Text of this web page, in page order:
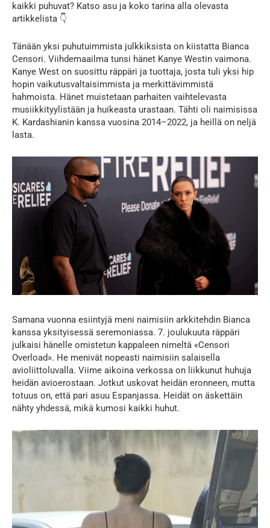
kaikki puhuvat? Katso asu ja koko tarina alla olevasta
artikkelista 👇
Tänään yksi puhutuimmista julkkiksista on kiistatta Bianca
Censori. Viihdemaailma tunsi hänet Kanye Westin vaimona.
Kanye West on suosittu räppäri ja tuottaja, josta tuli yksi hip
hopin vaikutusvaltaisimmista ja merkittävimmistä
hahmoista. Hänet muistetaan parhaiten vaihtelevasta
musiikkityylistään ja huikeasta urastaan. Tähti oli naimisissa
K. Kardashianin kanssa vuosina 2014–2022, ja heillä on neljä
lasta.
Samana vuonna esiintyjä meni naimisiin arkkitehdin Bianca
kanssa yksityisessä seremoniassa. 7. joulukuuta räppäri
julkaisi hänelle omistetun kappaleen nimeltä «Censori
Overload». He menivät nopeasti naimisiin salaisella
avioliittoluvalla. Viime aikoina verkossa on liikkunut huhuja
heidän avioerostaan. Jotkut uskovat heidän eronneen, mutta
totuus on, että pari asuu Espanjassa. Heidät on äskettäin
nähty yhdessä, mikä kumosi kaikki huhut.